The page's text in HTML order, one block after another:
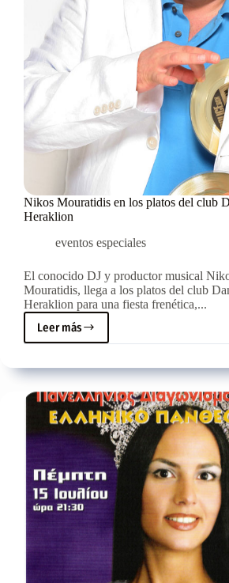
Nikos Mouratidis en los platos del club
Heraklion
eventos especiales
El conocido DJ y productor musical
Mouratidis, llega a los platos del club
Heraklion para una fiesta frenética,...
Leer más
Nikos
Mouratidis
los
platos
del
club
Danza
Heraklion